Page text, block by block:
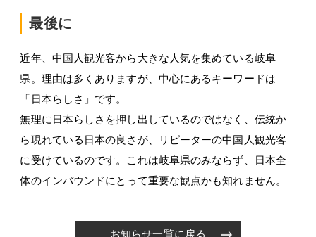
最後に
近年、中国人観光客から大きな人気を集めている岐阜
県。理由は多くありますが、中心にあるキーワードは
「日本らしさ」です。
無理に日本らしさを押し出しているのではなく、伝統か
ら現れている日本の良さが、リピーターの中国人観光客
に受けているのです。これは岐阜県のみならず、日本全
体のインバウンドにとって重要な観点かも知れません。
お知らせ一覧に戻る